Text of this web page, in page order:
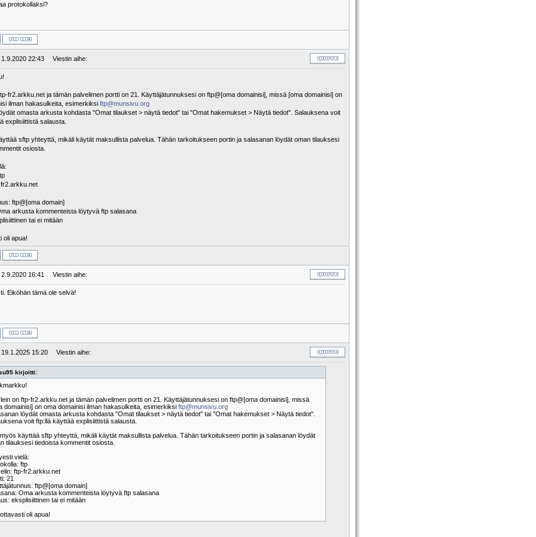
protokollaksi?
22:43 Viestin aihe:
fr2.arkku.net ja tämän palvelimen portti on 21. Käyttäjätunnuksesi on ftp@[oma domainisi], missä [oma domainisi] on
ilman hakasulkeita, esimerkiksi ftp@munsivu.org
omasta arkusta kohdasta "Omat tilaukset > näytä tiedot" tai "Omat hakemukset > Näytä tiedot". Salauksena voit
explisiittistä salausta.
sftp yhteyttä, mikäli käytät maksullista palvelua. Tähän tarkoitukseen portin ja salasanan löydät oman tilauksesi
osiosta.
ftp@[oma domain]
arkusta kommenteista löytyvä ftp salasana
tai ei mitään
oli apua!
16:41 Viestin aihe:
Eiköhän tämä ole selvä!
15:20 Viestin aihe:
kirjoitti:
on ftp-fr2.arkku.net ja tämän palvelimen portti on 21. Käyttäjätunnuksesi on ftp@[oma domainisi], missä
domainisi] on oma domainisi ilman hakasulkeita, esimerkiksi ftp@munsivu.org
löydät omasta arkusta kohdasta "Omat tilaukset > näytä tiedot" tai "Omat hakemukset > Näytä tiedot".
voit ftp:llä käyttää explisiittistä salausta.
käyttää sftp yhteyttä, mikäli käytät maksullista palvelua. Tähän tarkoitukseen portin ja salasanan löydät
tilauksesi tiedoista kommentit osiosta.
vielä:
ftp
ftp-fr2.arkku.net
21
ftp@[oma domain]
Oma arkusta kommenteista löytyvä ftp salasana
eksplisiittinen tai ei mitään
oli apua!